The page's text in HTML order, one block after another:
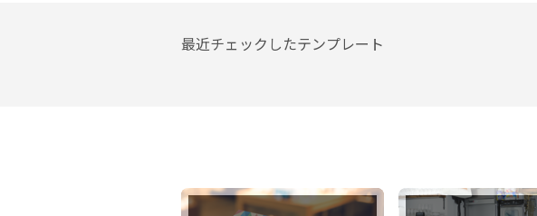
最近チェックしたテンプレート